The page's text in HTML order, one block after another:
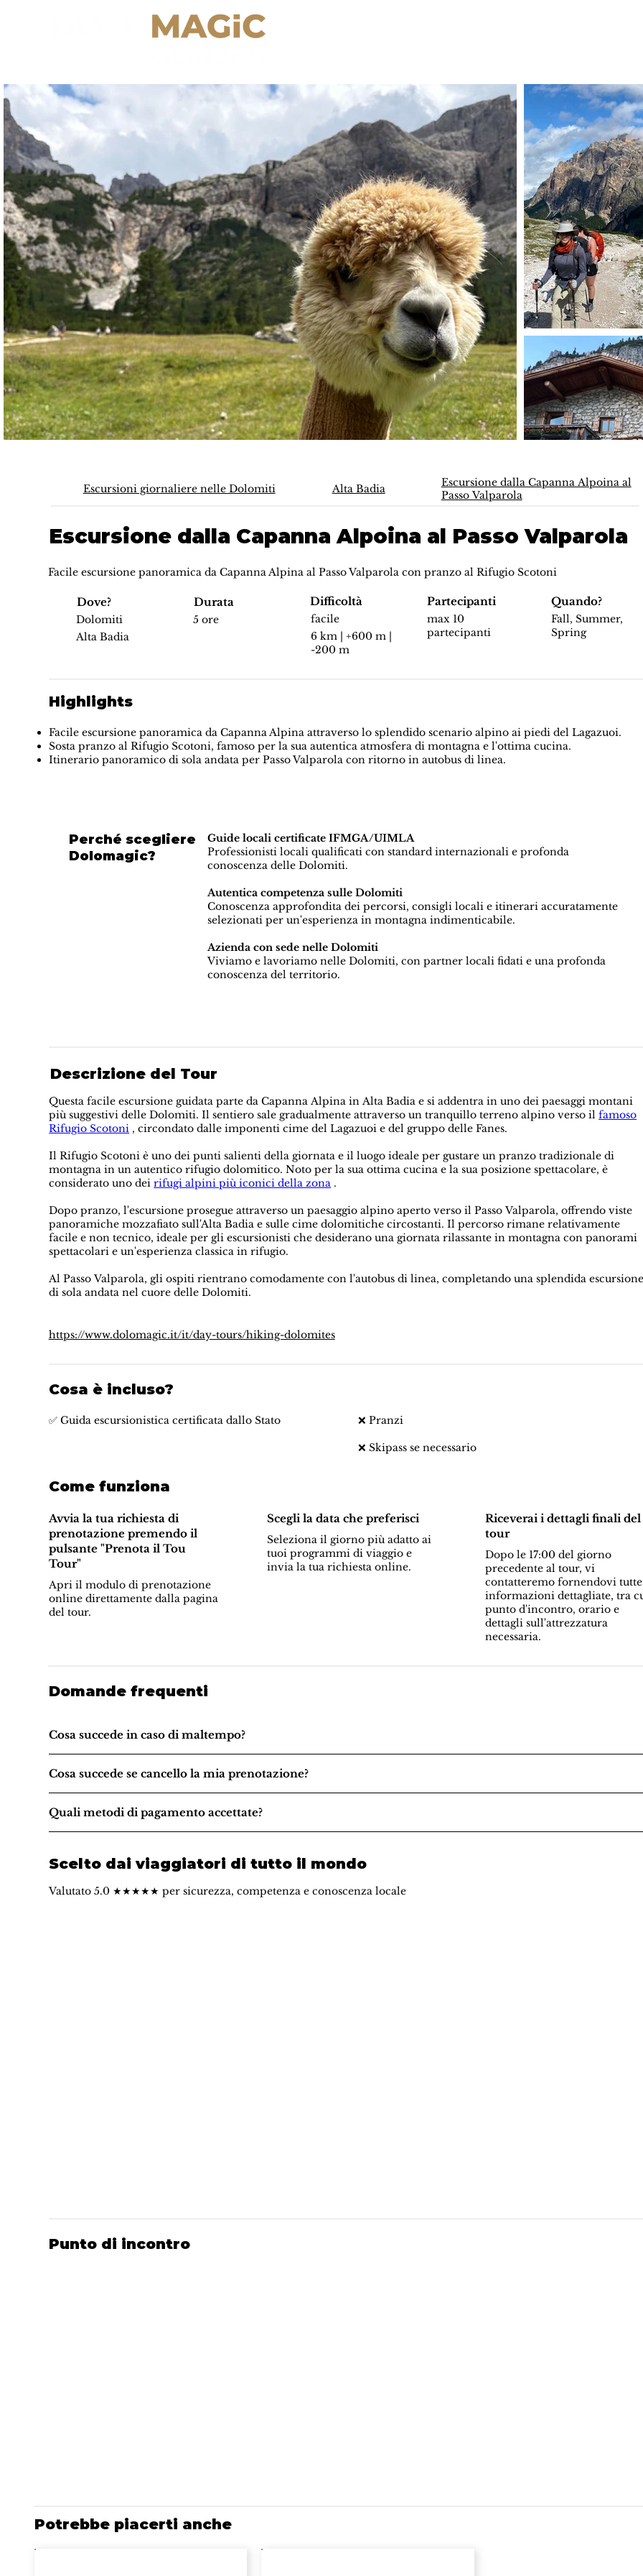
Escursioni giornaliere nelle Dolomiti Alta Badia
Escursione dalla Capanna Alpoina al
Passo Valparola
Escursione dalla Capanna Alpoina al Passo Valparola
Facile escursione panoramica da Capanna Alpina al Passo Valparola con pranzo al Rifugio Scotoni
Dove?
Dolomiti
Alta Badia
Durata
5 ore
Difficoltà
facile
6 km | +600 m |
-200 m
Partecipanti
max 10
partecipanti
Quando?
Fall, Summer,
Spring
Highlights
Facile escursione panoramica da Capanna Alpina attraverso lo splendido scenario alpino ai piedi del Lagazuoi.
Sosta pranzo al Rifugio Scotoni, famoso per la sua autentica atmosfera di montagna e l'ottima cucina.
Itinerario panoramico di sola andata per Passo Valparola con ritorno in autobus di linea.
Perché scegliere
Dolomagic?
Guide locali certificate IFMGA/UIMLA
Professionisti locali qualificati con standard internazionali e profonda
conoscenza delle Dolomiti.
Autentica competenza sulle Dolomiti
Conoscenza approfondita dei percorsi, consigli locali e itinerari accuratamente
selezionati per un'esperienza in montagna indimenticabile.
Azienda con sede nelle Dolomiti
Viviamo e lavoriamo nelle Dolomiti, con partner locali fidati e una profonda
conoscenza del territorio.
Descrizione del Tour
Questa facile escursione guidata parte da Capanna Alpina in Alta Badia e si addentra in uno dei paesaggi montani
più suggestivi delle Dolomiti. Il sentiero sale gradualmente attraverso un tranquillo terreno alpino verso ilfamoso
Rifugio Scotoni , circondato dalle imponenti cime del Lagazuoi e del gruppo delle Fanes.
Il Rifugio Scotoni è uno dei punti salienti della giornata e il luogo ideale per gustare un pranzo tradizionale di
montagna in un autentico rifugio dolomitico. Noto per la sua ottima cucina e la sua posizione spettacolare, è
considerato uno deirifugi alpini più iconici della zona .
Dopo pranzo, l'escursione prosegue attraverso un paesaggio alpino aperto verso il Passo Valparola, offrendo viste
panoramiche mozzafiato sull'Alta Badia e sulle cime dolomitiche circostanti. Il percorso rimane relativamente
facile e non tecnico, ideale per gli escursionisti che desiderano una giornata rilassante in montagna con panorami
spettacolari e un'esperienza classica in rifugio.
Al Passo Valparola, gli ospiti rientrano comodamente con l'autobus di linea, completando una splendida escursione
di sola andata nel cuore delle Dolomiti.
https://www.dolomagic.it/it/day-tours/hiking-dolomites
Cosa è incluso?
✅ Guida escursionistica certificata dallo Stato ❌ Pranzi
❌ Skipass se necessario
Come funziona
Avvia la tua richiesta di
prenotazione premendo il
pulsante "Prenota il Tou
Tour"
Apri il modulo di prenotazione
online direttamente dalla pagina
del tour.
Scegli la data che preferisci
Seleziona il giorno più adatto ai
tuoi programmi di viaggio e
invia la tua richiesta online.
Riceverai i dettagli finali del
tour
Dopo le 17:00 del giorno
precedente al tour, vi
contatteremo fornendovi
informazioni dettagliate, tra
punto d'incontro, orario e
dettagli sull'attrezzatura
necessaria.
Domande frequenti
Cosa succede in caso di maltempo?
Cosa succede se cancello la mia prenotazione?
Quali metodi di pagamento accettate?
Scelto dai viaggiatori di tutto il mondo
Valutato 5.0 ★★★★★ per sicurezza, competenza e conoscenza locale
Punto di incontro
Potrebbe piacerti anche